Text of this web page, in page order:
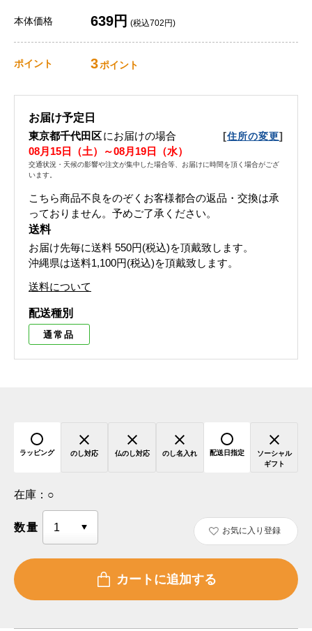
本体価格 639円 (税込702円)
ポイント 3ポイント
お届け予定日
東京都千代田区にお届けの場合 [住所の変更]
08月15日（土）～08月19日（水）
交通状況・天候の影響や注文が集中した場合等、お届けに時間を頂く場合がござ
います。
こちら商品不良をのぞくお客様都合の返品・交換は承
っておりません。予めご了承ください。
送料
お届け先毎に送料 550円(税込)を頂戴致します。
沖縄県は送料1,100円(税込)を頂戴致します。
送料について
配送種別
通常品
ラッピング のし対応 仏のし対応 のし名入れ 配送日指定
ソーシャル
ギフト
在庫： ○
数量 お気に入り登録